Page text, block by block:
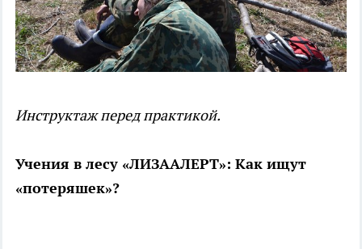
Инструктаж перед практикой.
Учения в лесу «ЛИЗААЛЕРТ»: Как ищут
«потеряшек»?